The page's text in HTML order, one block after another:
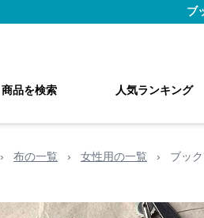
ブ
商品を検索 人気ランキング
› 布の一覧 › 女性用の一覧 › ブッ